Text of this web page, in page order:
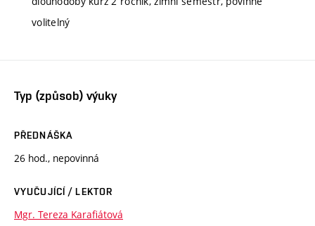
volitelný
Typ (způsob) výuky
PŘEDNÁŠKA
26 hod., nepovinná
VYUČUJÍCÍ / LEKTOR
Mgr. Tereza Karafiátová